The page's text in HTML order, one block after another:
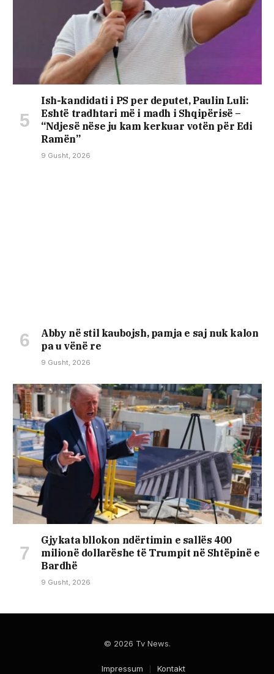
Ish-kandidati i PS per deputet, Paulin Luli:
Eshtë tradhtari më i madh i Shqipërisë –
“Ndjesë nëse ju kam kerkuar votën për Edi
Ramën”
9 Gusht, 2026
Abby në stil kaubojsh, pamja e saj nuk kalon
pa u vënë re
9 Gusht, 2026
Gjykata bllokon ndërtimin e sallës 400
milionë dollarëshe të Trumpit në Shtëpinë e
Bardhë
9 Gusht, 2026
© 2026 Tv News.
Impressum Kontakt